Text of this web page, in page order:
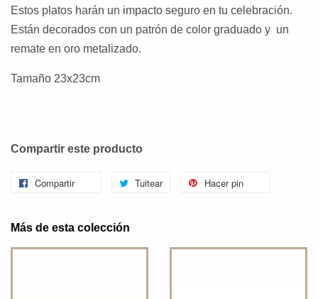
Estos platos harán un impacto seguro en tu celebración.
Están decorados con un patrón de color graduado y un
remate en oro metalizado.
Tamaño 23x23cm
Compartir este producto
Compartir Tuitear Hacer pin
Más de esta colección